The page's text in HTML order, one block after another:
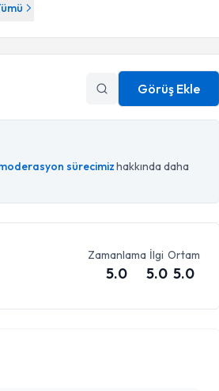
Görüş Ekle
sürecimizhakkında daha
Zamanlama
5.0
İlgi
5.0
Ortam
5.0